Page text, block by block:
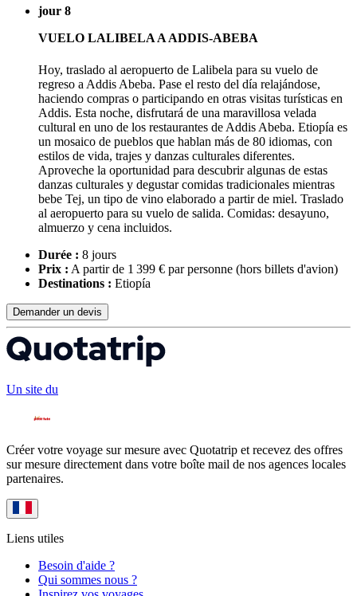
jour 8
VUELO LALIBELA A ADDIS-ABEBA
Hoy, traslado al aeropuerto de Lalibela para su vuelo de
regreso a Addis Abeba. Pase el resto del día relajándose,
haciendo compras o participando en otras visitas turísticas en
Addis. Esta noche, disfrutará de una maravillosa velada
cultural en uno de los restaurantes de Addis Abeba. Etiopía es
un mosaico de pueblos que hablan más de 80 idiomas, con
estilos de vida, trajes y danzas culturales diferentes.
Aproveche la oportunidad para descubrir algunas de estas
danzas culturales y degustar comidas tradicionales mientras
bebe Tej, un tipo de vino elaborado a partir de miel. Traslado
al aeropuerto para su vuelo de salida. Comidas: desayuno,
almuerzo y cena incluidos.
Durée : 8 jours
Prix : A partir de 1 399 € par personne (hors billets d'avion)
Destinations : Etiopía
Demander un devis
Un site du
Créer votre voyage sur mesure avec Quotatrip et recevez des offres
sur mesure directement dans votre boîte mail de nos agences locales
partenaires.
Liens utiles
Besoin d'aide ?
Qui sommes nous ?